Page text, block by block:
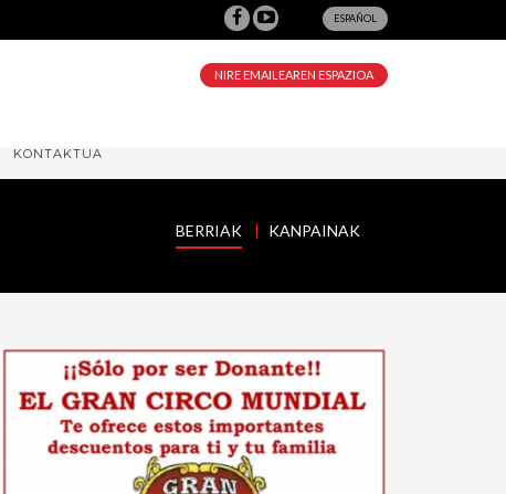
ESPAÑOL
NIRE EMAILEAREN ESPAZIOA
KONTAKTUA
BERRIAK KANPAINAK